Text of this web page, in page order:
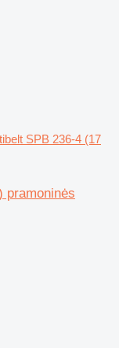
SPB 236-4 (17
pramoninės